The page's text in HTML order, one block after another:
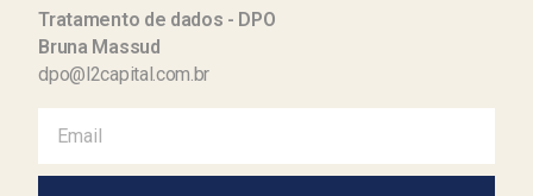
Tratamento de dados - DPO
Bruna Massud
dpo@l2capital.com.br